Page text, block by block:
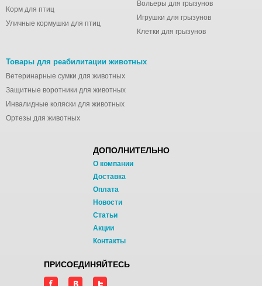
Корм для птиц
Уличные кормушки для птиц
Вольеры для грызунов
Игрушки для грызунов
Клетки для грызунов
Товары для реабилитации животных
Ветеринарные сумки для животных
Защитные воротники для животных
Инвалидные коляски для животных
Ортезы для животных
ДОПОЛНИТЕЛЬНО
О компании
Доставка
Оплата
Новости
Статьи
Акции
Контакты
ПРИСОЕДИНЯЙТЕСЬ